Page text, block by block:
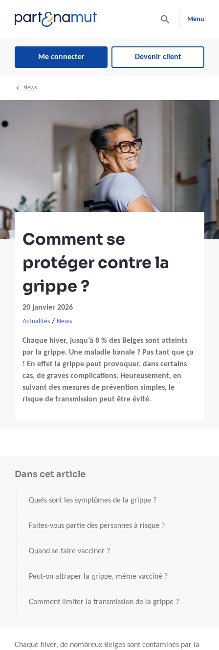
Menu
Me connecter Devenir client
News
Comment se
protéger contre la
grippe ?
20 janvier 2026
Actualités / News
Chaque hiver, jusqu’à 8 % des Belges sont atteints
par la grippe. Une maladie banale ? Pas tant que ça
! En effet la grippe peut provoquer, dans certains
cas, de graves complications. Heureusement, en
suivant des mesures de prévention simples, le
risque de transmission peut être évité.
Dans cet article
Quels sont les symptômes de la grippe ?
Faites-vous partie des personnes à risque ?
Quand se faire vacciner ?
Peut-on attraper la grippe, même vacciné ?
Comment limiter la transmission de la grippe ?
Chaque hiver, de nombreux Belges sont contaminés par la